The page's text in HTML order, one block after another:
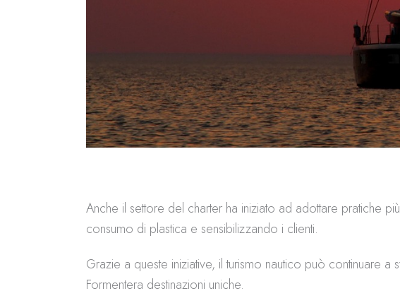
Anche il settore del charter ha iniziato ad adottare pratiche
consumo di plastica e sensibilizzando i clienti.
Grazie a queste iniziative, il turismo nautico può continuare
Formentera destinazioni uniche.